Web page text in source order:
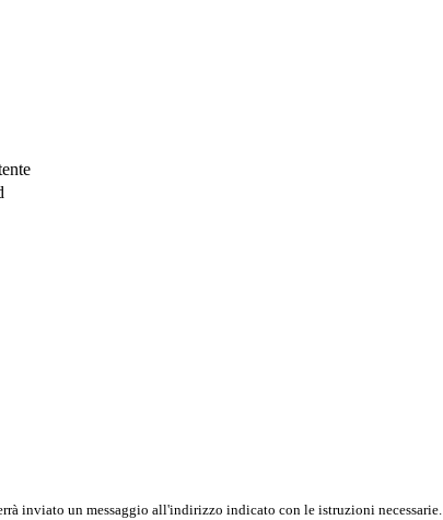
inviato un messaggio all'indirizzo indicato con le istruzioni necessarie.